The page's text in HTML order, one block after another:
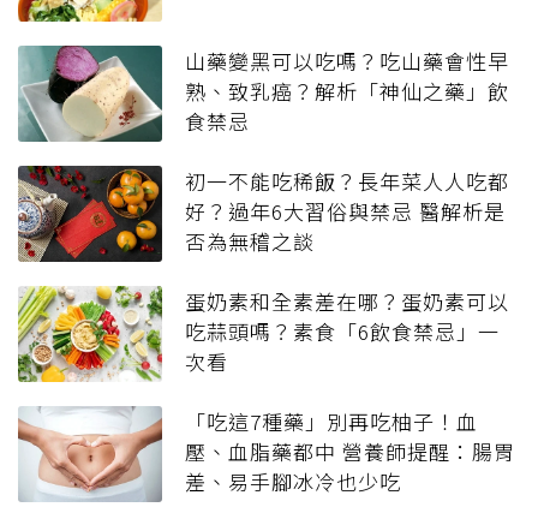
山藥變黑可以吃嗎？吃山藥會性早
熟、致乳癌？解析「神仙之藥」飲
食禁忌
初一不能吃稀飯？長年菜人人吃都
好？過年6大習俗與禁忌 醫解析是
否為無稽之談
蛋奶素和全素差在哪？蛋奶素可以
吃蒜頭嗎？素食「6飲食禁忌」一
次看
「吃這7種藥」別再吃柚子！血
壓、血脂藥都中 營養師提醒：腸胃
差、易手腳冰冷也少吃